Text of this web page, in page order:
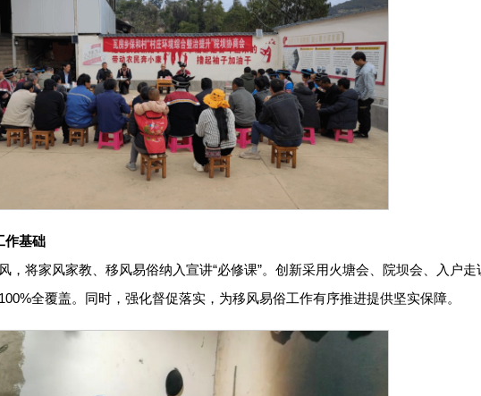
作基础
，将家风家教、移风易俗纳入宣讲“必修课”。创新采用火塘会、院坝会、入户走
全覆盖。同时，强化督促落实，为移风易俗工作有序推进提供坚实保障。